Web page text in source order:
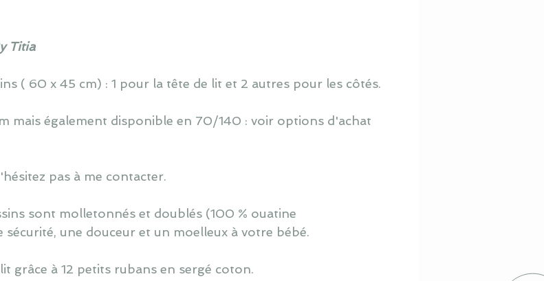
Titia
( 60 x 45 cm) : 1 pour la tête de lit et 2 autres pour les côtés.
mais également disponible en 70/140 : voir options d'achat
pas à me contacter.
sont molletonnés et doublés (100 % ouatine
une douceur et un moelleux à votre bébé.
grâce à 12 petits rubans en sergé coton.